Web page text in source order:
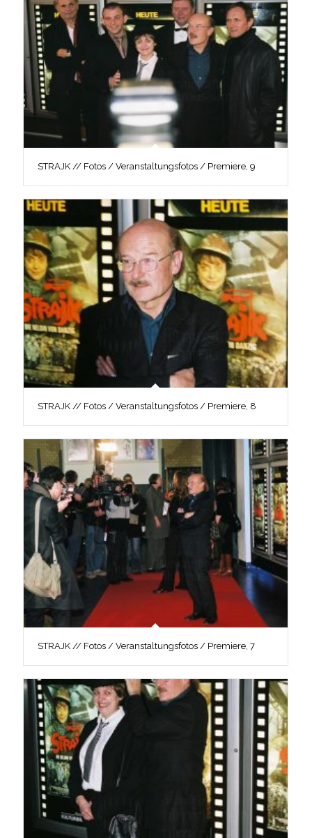
STRAJK // Fotos / Veranstaltungsfotos / Premiere, 9
STRAJK // Fotos / Veranstaltungsfotos / Premiere, 8
STRAJK // Fotos / Veranstaltungsfotos / Premiere, 7